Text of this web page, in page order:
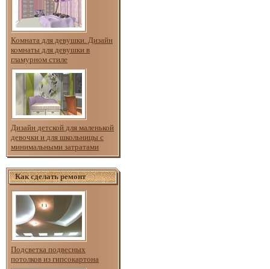
Комната для девушки. Дизайн
комнаты для девушки в
гламурном стиле
Дизайн детской для маленькой
девочки и для школьницы с
минимальными затратами
Как сделать ремонт
Подсветка подвесных
потолков из гипсокартона